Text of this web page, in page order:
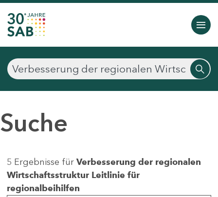
Suche
5 Ergebnisse für Verbesserung der regionalen
Wirtschaftsstruktur Leitlinie für
regionalbeihilfen